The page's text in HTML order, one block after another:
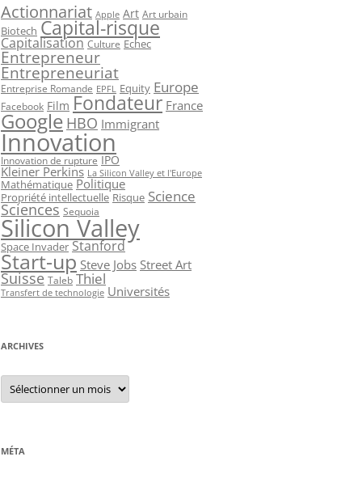
Actionnariat Apple Art Art urbain
Biotech Capital-risque
Capitalisation Culture Echec
Entrepreneur
Entrepreneuriat
Entreprise Romande EPFL Equity Europe
Facebook Film Fondateur France
Google HBO Immigrant
Innovation
Innovation de rupture IPO
Kleiner Perkins La Silicon Valley et l'Europe
Mathématique Politique
Propriété intellectuelle Risque Science
Sciences Sequoia
Silicon Valley
Space Invader Stanford
Start-up Steve Jobs Street Art
Suisse Taleb Thiel
Transfert de technologie Universités
ARCHIVES
Archives
MÉTA